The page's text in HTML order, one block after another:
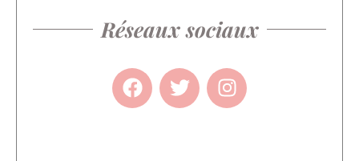
Réseaux sociaux